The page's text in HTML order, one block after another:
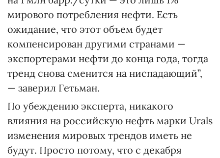
мирового потребления нефти. Есть
ожидание, что этот объем будет
компенсирован другими странами —
экспортерами нефти до конца года, тогда
тренд снова сменится на ниспадающий”,
— заверил Гетьман.
По убеждению эксперта, никакого
влияния на российскую нефть марки Urals
изменения мировых трендов иметь не
будут. Просто потому, что с декабря